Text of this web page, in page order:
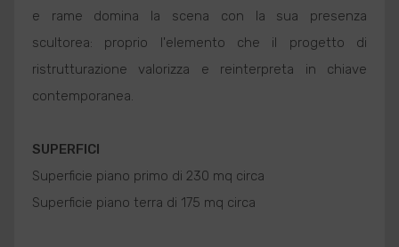
e rame domina la scena con la sua presenza
scultorea: proprio l'elemento che il progetto di
ristrutturazione valorizza e reinterpreta in chiave
contemporanea.
SUPERFICI
Superficie piano primo di 230 mq circa
Superficie piano terra di 175 mq circa